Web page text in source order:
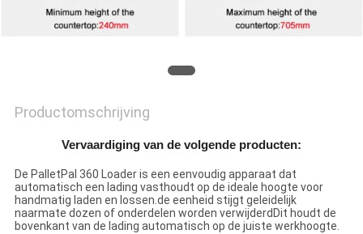
Productomschrijving
Vervaardiging van de volgende producten:
De PalletPal 360 Loader is een eenvoudig apparaat dat
automatisch een lading vasthoudt op de ideale hoogte voor
handmatig laden en lossen.de eenheid stijgt geleidelijk
naarmate dozen of onderdelen worden verwijderdDit houdt de
bovenkant van de lading automatisch op de juiste werkhoogte.